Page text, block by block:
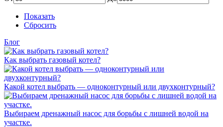
Показать
Сбросить
Блог
Как выбрать газовый котел?
Какой котел выбрать — одноконтурный или двухконтурный?
Выбираем дренажный насос для борьбы с лишней водой на
участке.